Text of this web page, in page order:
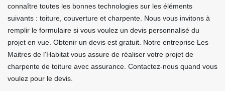
connaître toutes les bonnes technologies sur les éléments
suivants : toiture, couverture et charpente. Nous vous invitons à
remplir le formulaire si vous voulez un devis personnalisé du
projet en vue. Obtenir un devis est gratuit. Notre entreprise Les
Maitres de l'Habitat vous assure de réaliser votre projet de
charpente de toiture avec assurance. Contactez-nous quand vous
voulez pour le devis.